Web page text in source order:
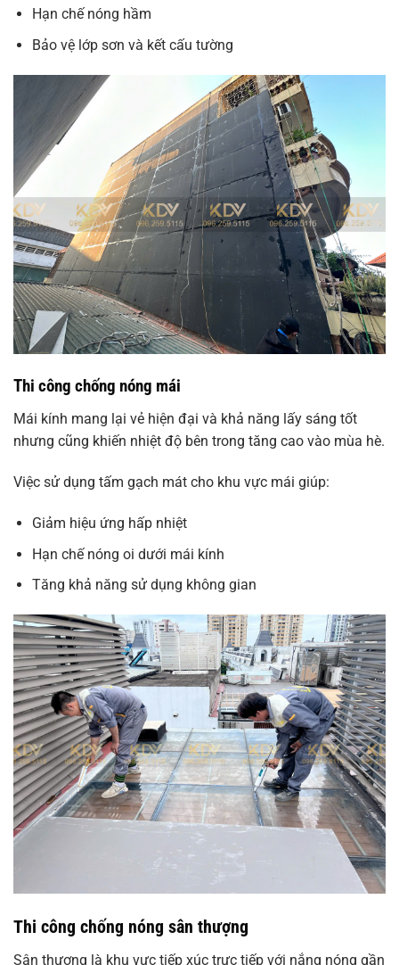
Hạn chế nóng hầm
Bảo vệ lớp sơn và kết cấu tường
Thi công chống nóng mái
Mái kính mang lại vẻ hiện đại và khả năng lấy sáng tốt
nhưng cũng khiến nhiệt độ bên trong tăng cao vào mùa hè.
Việc sử dụng tấm gạch mát cho khu vực mái giúp:
Giảm hiệu ứng hấp nhiệt
Hạn chế nóng oi dưới mái kính
Tăng khả năng sử dụng không gian
Thi công chống nóng sân thượng
Sân thượng là khu vực tiếp xúc trực tiếp với nắng nóng gần